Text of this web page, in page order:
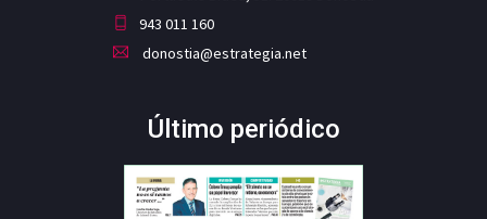
943 011 160
donostia@estrategia.net
Último periódico